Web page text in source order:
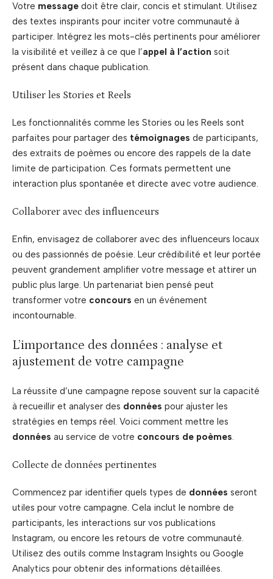
Votre message doit être clair, concis et stimulant. Utilisez
des textes inspirants pour inciter votre communauté à
participer. Intégrez les mots-clés pertinents pour améliorer
la visibilité et veillez à ce que l’appel à l’action soit
présent dans chaque publication.
Utiliser les Stories et Reels
Les fonctionnalités comme les Stories ou les Reels sont
parfaites pour partager des témoignages de participants,
des extraits de poèmes ou encore des rappels de la date
limite de participation. Ces formats permettent une
interaction plus spontanée et directe avec votre audience.
Collaborer avec des influenceurs
Enfin, envisagez de collaborer avec des influenceurs locaux
ou des passionnés de poésie. Leur crédibilité et leur portée
peuvent grandement amplifier votre message et attirer un
public plus large. Un partenariat bien pensé peut
transformer votre concours en un événement
incontournable.
L’importance des données : analyse et
ajustement de votre campagne
La réussite d’une campagne repose souvent sur la capacité
à recueillir et analyser des données pour ajuster les
stratégies en temps réel. Voici comment mettre les
données au service de votre concours de poèmes.
Collecte de données pertinentes
Commencez par identifier quels types de données seront
utiles pour votre campagne. Cela inclut le nombre de
participants, les interactions sur vos publications
Instagram, ou encore les retours de votre communauté.
Utilisez des outils comme Instagram Insights ou Google
Analytics pour obtenir des informations détaillées.